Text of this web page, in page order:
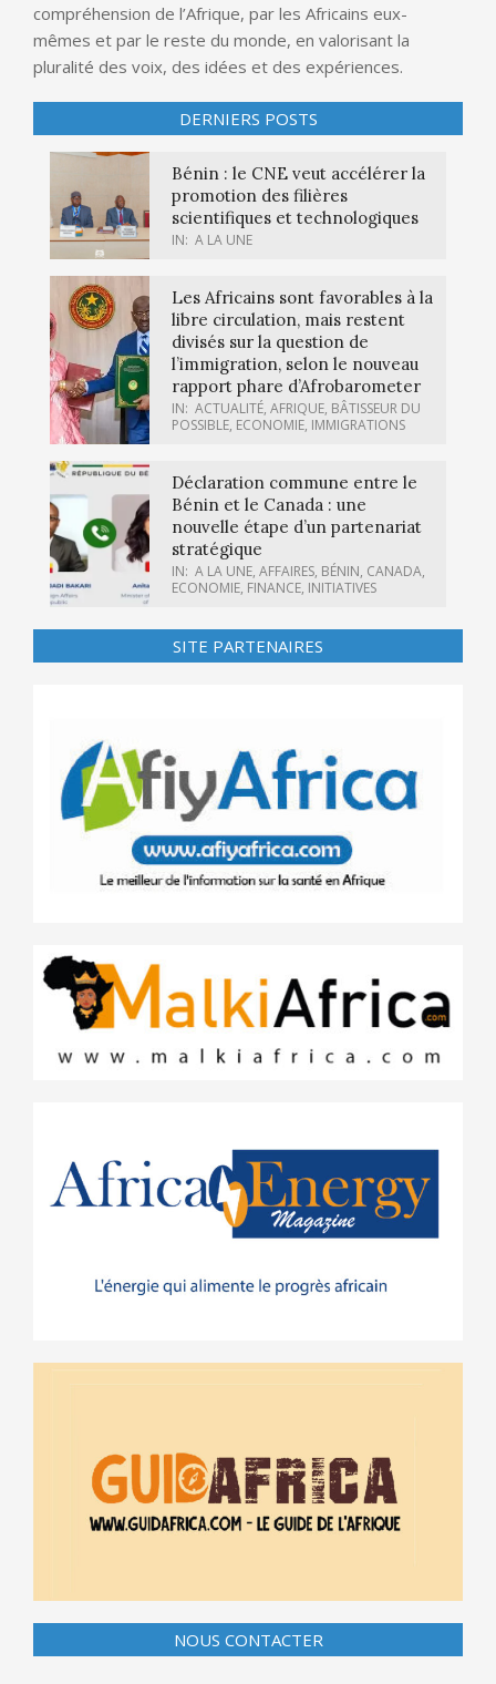
compréhension de l’Afrique, par les Africains eux-
mêmes et par le reste du monde, en valorisant la
pluralité des voix, des idées et des expériences.
DERNIERS POSTS
Bénin : le CNE veut accélérer la
promotion des filières
scientifiques et technologiques
IN: A LA UNE
Les Africains sont favorables à la
libre circulation, mais restent
divisés sur la question de
l’immigration, selon le nouveau
rapport phare d’Afrobarometer
IN: ACTUALITÉ, AFRIQUE, BÂTISSEUR DU
POSSIBLE, ECONOMIE, IMMIGRATIONS
Déclaration commune entre le
Bénin et le Canada : une
nouvelle étape d’un partenariat
stratégique
IN: A LA UNE, AFFAIRES, BÉNIN, CANADA,
ECONOMIE, FINANCE, INITIATIVES
SITE PARTENAIRES
NOUS CONTACTER